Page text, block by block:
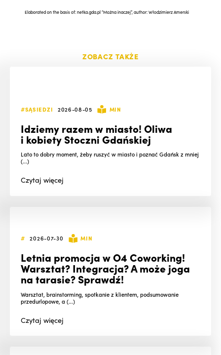
Elaborated on the basis of: netka.gda.pl “Można inaczej”, author: Włodzimierz Amerski
ZOBACZ TAKŻE
#SĄSIEDZI 2026-08-05 MIN
Idziemy razem w miasto! Oliwa
i kobiety Stoczni Gdańskiej
Lato to dobry moment, żeby ruszyć w miasto i poznać Gdańsk z mniej
(...)
Czytajwięcej
# 2026-07-30 MIN
Letnia promocja w O4 Coworking!
Warsztat? Integracja? A może joga
na tarasie? Sprawdź!
Warsztat, brainstorming, spotkanie z klientem, podsumowanie
przedurlopowe, a (...)
Czytajwięcej